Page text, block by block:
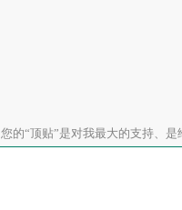
您的“顶贴”是对我最大的支持、